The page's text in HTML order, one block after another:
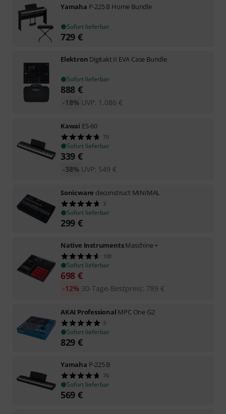
Yamaha P-225 B Home Bundle
Sofort lieferbar
729 €
Elektron Digitakt II EVA Case Bundle
Sofort lieferbar
888 €
UVP: 1.086 €
-18%
Kawai ES-60
70
Sofort lieferbar
339 €
UVP: 549 €
-38%
Sonicware deconstruct MINIMAL
3
Sofort lieferbar
299 €
Native InstrumentsMaschine +
100
Sofort lieferbar
698 €
30-Tage-Bestpreis: 789 €
-12%
AKAI Professional MPC One G2
3
Sofort lieferbar
829 €
Yamaha P-225 B
76
Sofort lieferbar
569 €